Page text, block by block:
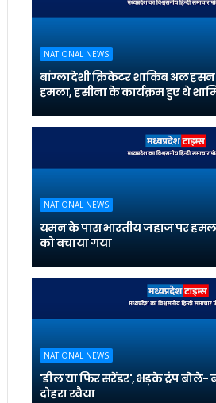
NATIONAL NEWS
बांग्लादेशी क्रिकेटर शाकिब अल
हमला, हसीना के कार्यक्रम हुए थे
NATIONAL NEWS
यमन के पास भारतीय जहाज पर
को बचाया गया
NATIONAL NEWS
'डील या फिर सरेंडर', भड़के ट्रंप बोले-
दोहरा रवैया